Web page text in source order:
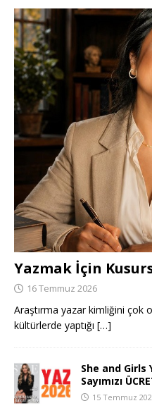
Yazmak İçin
16 Temmuz 2026
Araştırma yazar kimliğini çok
kültürlerde yaptığı […]
She and Girls
Sayımızı
15 Temmuz